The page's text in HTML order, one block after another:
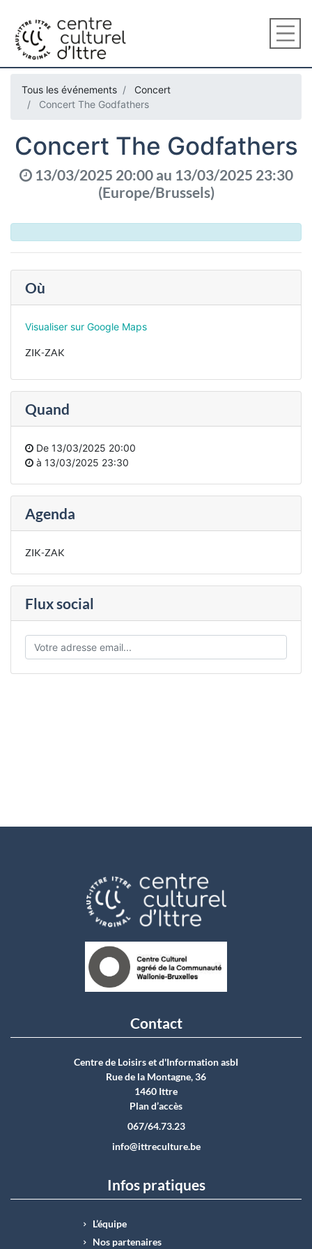
Tous les événements
Concert
Concert The Godfathers
Concert The Godfathers
13/03/2025 20:00au 13/03/2025 23:30
(Europe/Brussels)
Où
Visualiser sur Google Maps
ZIK-ZAK
Quand
De 13/03/2025 20:00
à 13/03/2025 23:30
Agenda
ZIK-ZAK
Flux social
Contact
Centre de Loisirs et d'Information asbI
Rue de la Montagne, 36
1460 Ittre
Plan d’accès
067/64.73.23
info@ittreculture.be
Infos pratiques
L’équipe
Nos partenaires